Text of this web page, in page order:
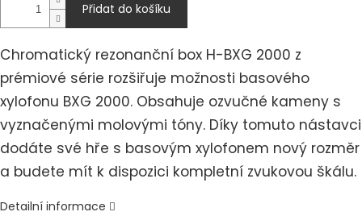
Přidat do košíku
Chromatický rezonanční box H-BXG 2000 z
prémiové série rozšiřuje možnosti basového
xylofonu BXG 2000. Obsahuje ozvučné kameny s
vyznačenými molovými tóny. Díky tomuto nástavci
dodáte své hře s basovým xylofonem nový rozměr
a budete mít k dispozici kompletní zvukovou škálu.
Detailní informace